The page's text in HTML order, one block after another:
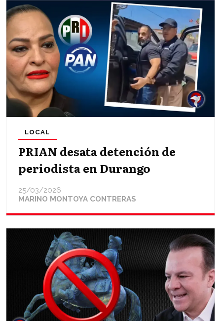
PRIAN desata detención de
periodista en Durango
MARINO MONTOYA CONTRERAS
LOCAL
25/03/2026